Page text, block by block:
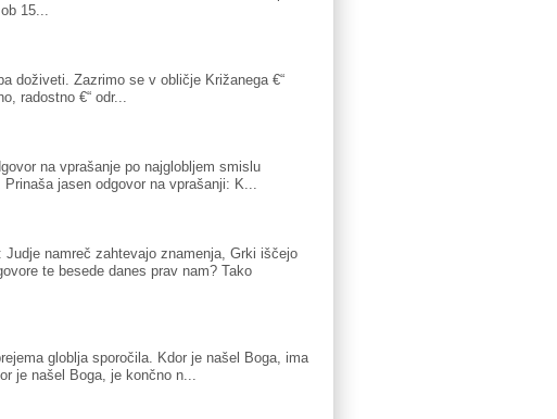
15...
doživeti. Zazrimo se v obličje Križanega €“
radostno €“ odr...
na vprašanje po najglobljem smislu
jasen odgovor na vprašanji: K...
namreč zahtevajo znamenja, Grki iščejo
te besede danes prav nam? Tako
globlja sporočila. Kdor je našel Boga, ima
je našel Boga, je končno n...